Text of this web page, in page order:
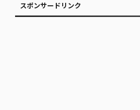
スポンサードリンク